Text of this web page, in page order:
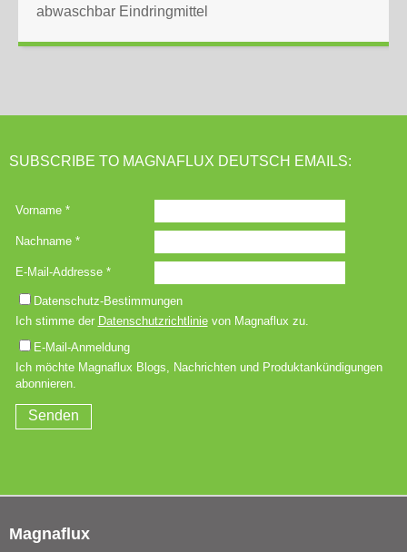
abwaschbar Eindringmittel
SUBSCRIBE TO MAGNAFLUX DEUTSCH EMAILS:
Magnaflux